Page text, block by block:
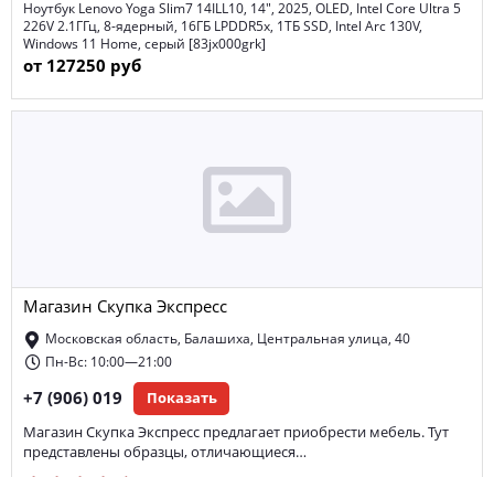
Ноутбук Lenovo Yoga Slim7 14ILL10, 14", 2025, OLED, Intel Core Ultra 5
226V 2.1ГГц, 8-ядерный, 16ГБ LPDDR5x, 1ТБ SSD, Intel Arc 130V,
Windows 11 Home, серый [83jx000grk]
от 127250 руб
Магазин Скупка Экспресс
Московская область, Балашиха, Центральная улица, 40
Пн-Вс: 10:00—21:00
+7 (906) 019 Показать
Магазин Скупка Экспресс предлагает приобрести мебель. Тут
представлены образцы, отличающиеся…